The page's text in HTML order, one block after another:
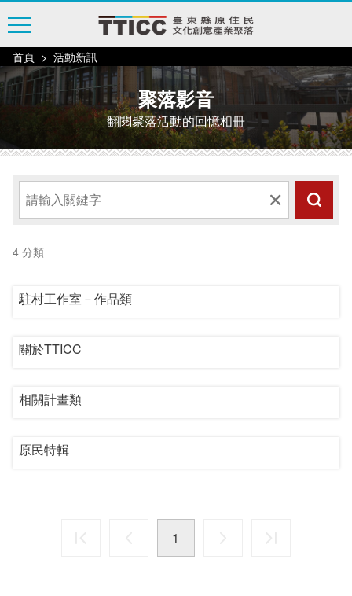
跳
到
主
要
內
容
塊
首頁 活動新訊
聚落影音
翻閱聚落活動的回憶相冊
4 分類
駐村工作室－作品類
關於TTICC
相關計畫類
原民特輯
1